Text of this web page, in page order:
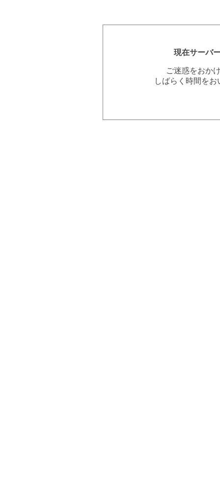
現在サーバ
ご迷惑をおか
しばらく時間を